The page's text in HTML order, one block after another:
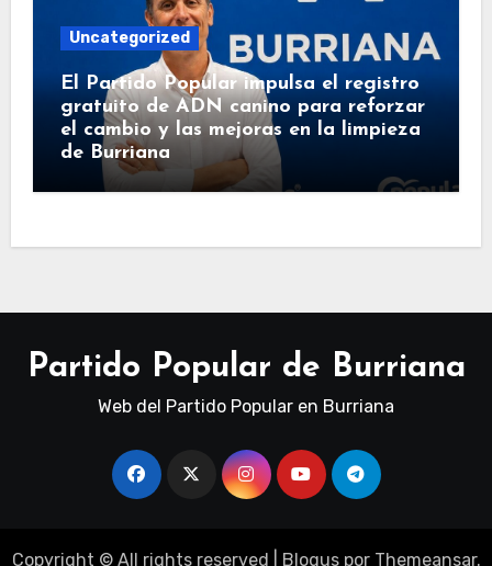
Uncategorized
El Partido Popular impulsa el registro
gratuito de ADN canino para reforzar
el cambio y las mejoras en la limpieza
de Burriana
Partido Popular de Burriana
Web del Partido Popular en Burriana
Copyright © All rights reserved Bloguspor Themeansar.